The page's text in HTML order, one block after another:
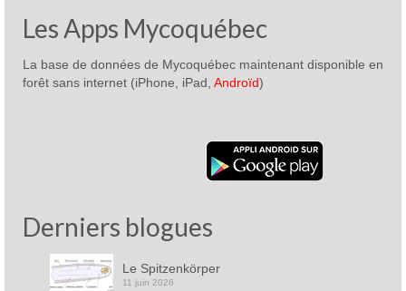
Les Apps Mycoquébec
La base de données de Mycoquébec maintenant disponible en
forêt sans internet (iPhone, iPad, Androïd)
Derniers blogues
Le Spitzenkörper
11 juin 2026